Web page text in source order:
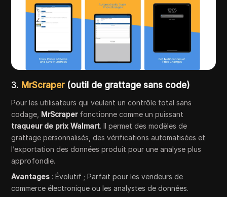
3. MrScraper(outil de grattage sans code)
Pour les utilisateurs qui veulent un contrôle total sans
codage, MrScraperfonctionne comme un puissant
traqueur de prix Walmart. Il permet des modèles de
grattage personnalisés, des vérifications automatisées et
l’exportation des données produit pour une analyse plus
approfondie.
Avantages : Évolutif ; Parfait pour les vendeurs de
commerce électronique ou les analystes de données.